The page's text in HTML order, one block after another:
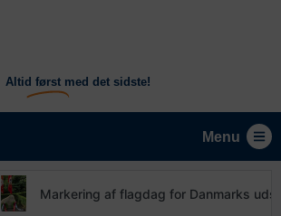
Altid først med det sidste!
Menu
Markering af flagdag for Danmarks udsendte